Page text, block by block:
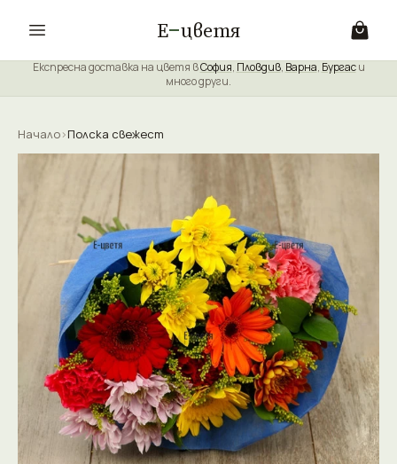
Е цветя
Експресна доставка на цветя вСофия, Пловдив, Варна, Бургаси
много други.
Начало›Полска свежест